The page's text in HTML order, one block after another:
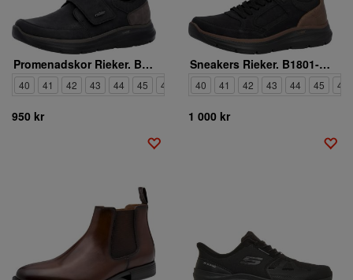
Promenadskor Rieker. B1854-00
40 41 42 43 44 45 46
950 kr
Sneakers Rieker. B1801-00
40 41 42 43 44 45 46
1 000 kr